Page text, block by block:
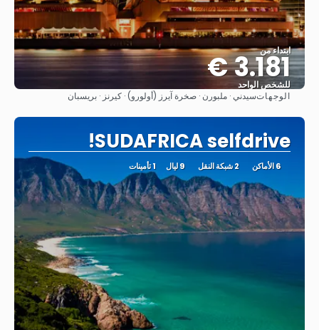
ابتداء من
3.181 €
للشخص الواحد
شاهد
الوجهاتسيدني · ملبورن · صخرة آيرز (أولورو) · كيرنز · بريسبان
SUDAFRICA selfdrive!
6 الأماكن 2 شبكة النقل 9 ليال 1 تأمينات